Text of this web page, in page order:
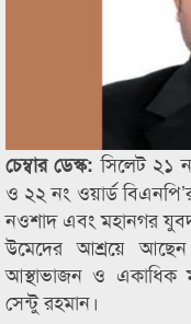
চেম্বার ডেস্ক:সিলেট ২১
ও ২২ নং ওয়ার্ড
নওশাদ এবং মহানগর
উমেদের আশ্রয়ে আছেন
আস্থাভাজন ও একাধিক
সেন্টু রহমান।